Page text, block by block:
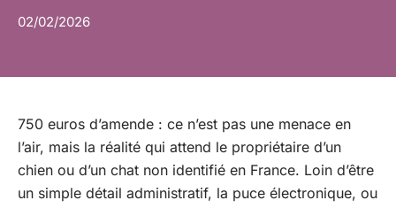
02/02/2026
750 euros d’amende : ce n’est pas une menace en
l’air, mais la réalité qui attend le propriétaire d’un
chien ou d’un chat non identifié en France. Loin d’être
un simple détail administratif, la puce électronique, ou